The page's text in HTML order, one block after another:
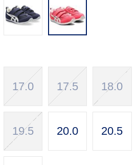
17.0 17.5 18.0
19.5 20.0 20.5